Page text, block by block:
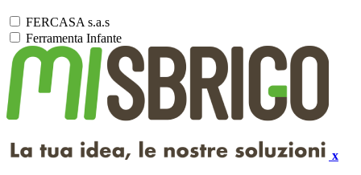
FERCASA s.a.s
Ferramenta Infante
x